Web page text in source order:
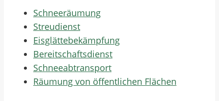
Schneeräumung
Streudienst
Eisglättebekämpfung
Bereitschaftsdienst
Schneeabtransport
Räumung von öffentlichen Flächen